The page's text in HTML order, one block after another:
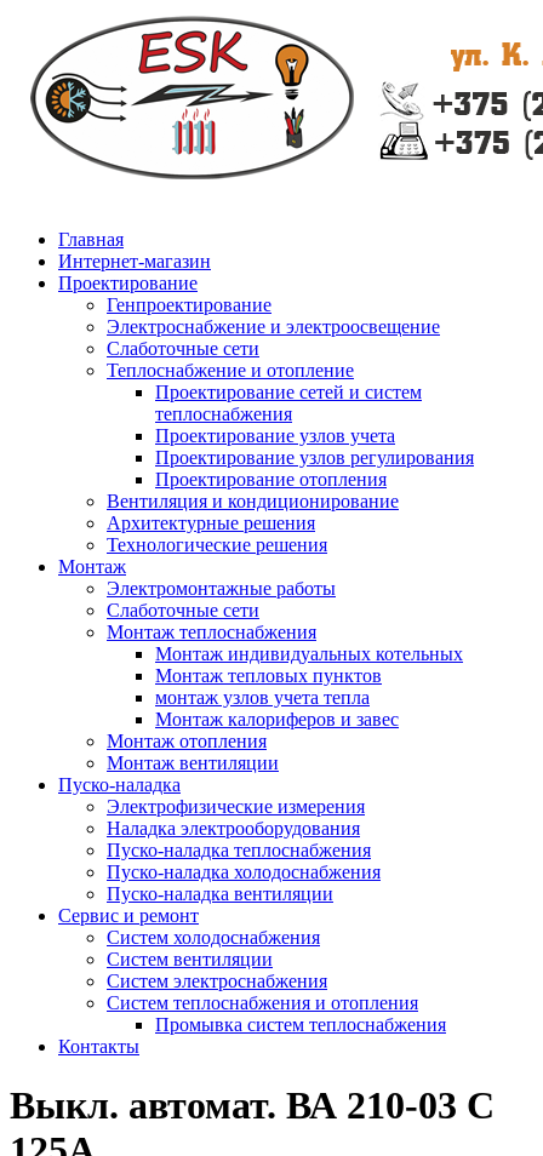
Главная
Интернет-магазин
Проектирование
Генпроектирование
Электроснабжение и электроосвещение
Слаботочные сети
Теплоснабжение и отопление
Проектирование сетей и систем
теплоснабжения
Проектирование узлов учета
Проектирование узлов регулирования
Проектирование отопления
Вентиляция и кондиционирование
Архитектурные решения
Технологические решения
Монтаж
Электромонтажные работы
Слаботочные сети
Монтаж теплоснабжения
Монтаж индивидуальных котельных
Монтаж тепловых пунктов
монтаж узлов учета тепла
Монтаж калориферов и завес
Монтаж отопления
Монтаж вентиляции
Пуско-наладка
Электрофизические измерения
Наладка электрооборудования
Пуско-наладка теплоснабжения
Пуско-наладка холодоснабжения
Пуско-наладка вентиляции
Сервис и ремонт
Систем холодоснабжения
Систем вентиляции
Систем электроснабжения
Систем теплоснабжения и отопления
Промывка систем теплоснабжения
Контакты
Выкл. автомат. ВА 210-03 С